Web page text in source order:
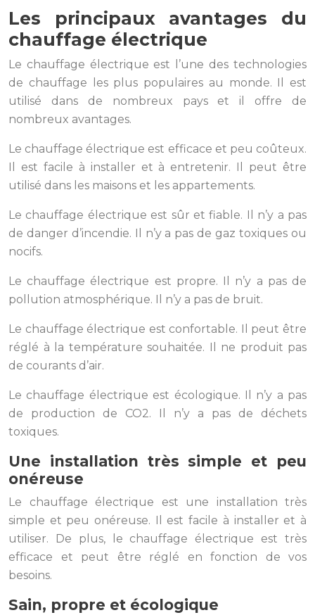
Les principaux avantages du
chauffage électrique
Le chauffage électrique est l’une des technologies
de chauffage les plus populaires au monde. Il est
utilisé dans de nombreux pays et il offre de
nombreux avantages.
Le chauffage électrique est efficace et peu coûteux.
Il est facile à installer et à entretenir. Il peut être
utilisé dans les maisons et les appartements.
Le chauffage électrique est sûr et fiable. Il n’y a pas
de danger d’incendie. Il n’y a pas de gaz toxiques ou
nocifs.
Le chauffage électrique est propre. Il n’y a pas de
pollution atmosphérique. Il n’y a pas de bruit.
Le chauffage électrique est confortable. Il peut être
réglé à la température souhaitée. Il ne produit pas
de courants d’air.
Le chauffage électrique est écologique. Il n’y a pas
de production de CO2. Il n’y a pas de déchets
toxiques.
Une installation très simple et peu
onéreuse
Le chauffage électrique est une installation très
simple et peu onéreuse. Il est facile à installer et à
utiliser. De plus, le chauffage électrique est très
efficace et peut être réglé en fonction de vos
besoins.
Sain, propre et écologique